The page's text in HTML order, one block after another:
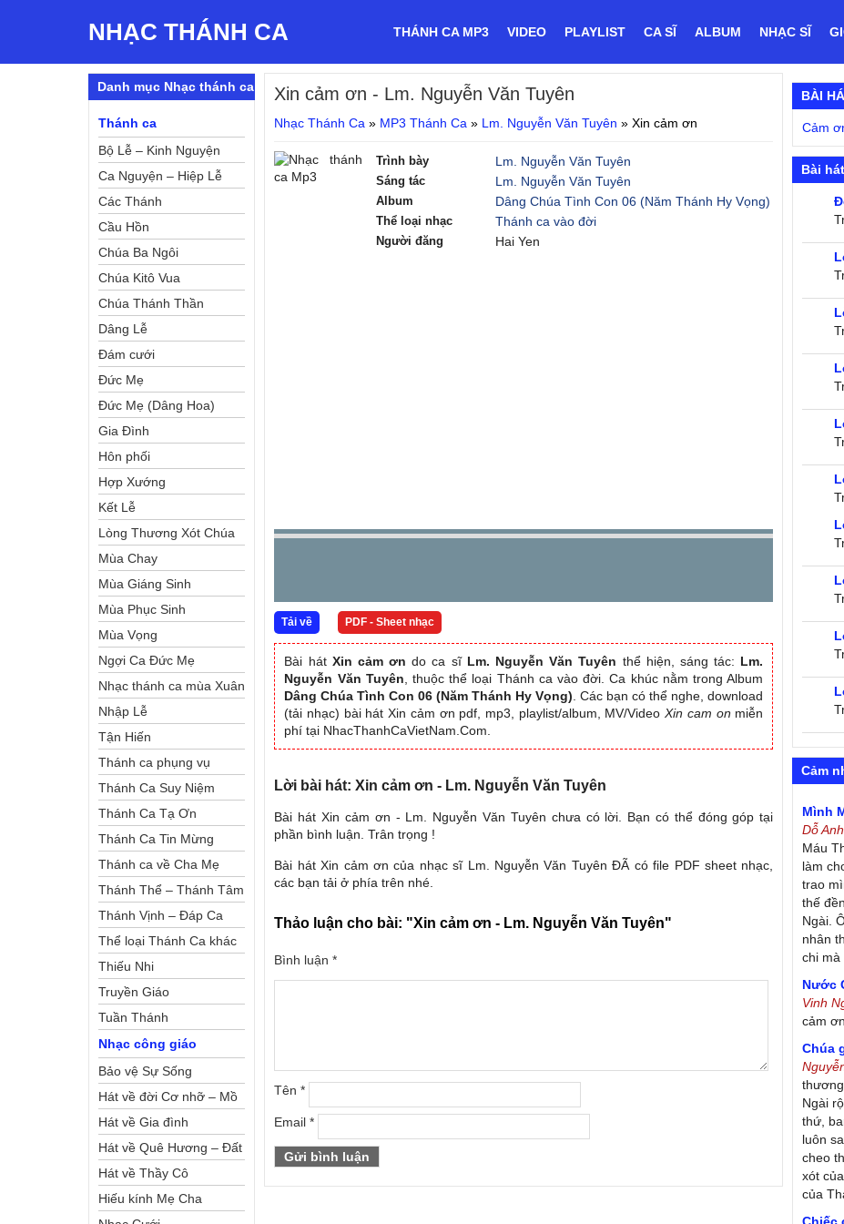
NHẠC THÁNH CA THÁNH CA MP3 VIDEO PLAYLIST CA SĨ ALBUM NHẠC SĨ
Xin cảm ơn - Lm. Nguyễn Văn Tuyên
Nhạc Thánh Ca » MP3 Thánh Ca » Lm. Nguyễn Văn Tuyên »Xin cảm ơn
Trình bày Lm. Nguyễn Văn Tuyên
Sáng tác Lm. Nguyễn Văn Tuyên
Album Dâng Chúa Tình Con 06 (Năm Thánh Hy Vọng)
Thể loại nhạc Thánh ca vào đời
Người đăng Hai Yen
Tải về PDF - Sheet nhạc
Bài hát Xin cảm ơn do ca sĩ Lm. Nguyễn Văn Tuyên thể hiện, sáng tác: Lm.
Nguyễn Văn Tuyên , thuộc thể loại Thánh ca vào đời. Ca khúc nằm trong Album
Dâng Chúa Tình Con 06 (Năm Thánh Hy Vọng) . Các bạn có thể nghe, download
(tải nhạc) bài hát Xin cảm ơn pdf, mp3, playlist/album, MV/VideoXin cam on miễn
phí tại NhacThanhCaVietNam.Com.
Lời bài hát: Xin cảm ơn - Lm. Nguyễn Văn Tuyên
Bài hát Xin cảm ơn - Lm. Nguyễn Văn Tuyên chưa có lời. Bạn có thể đóng góp tại
phần bình luận. Trân trọng !
Bài hát Xin cảm ơn của nhạc sĩ Lm. Nguyễn Văn Tuyên ĐÃ có file PDF sheet nhạc,
các bạn tải ở phía trên nhé.
Thảo luận cho bài: "Xin cảm ơn - Lm. Nguyễn Văn Tuyên"
Bình luận*
Tên*
Email*
Danh mục Nhạc thánh ca
Thánh ca
Bộ Lễ – Kinh Nguyện
Ca Nguyện – Hiệp Lễ
Các Thánh
Cầu Hồn
Chúa Ba Ngôi
Chúa Kitô Vua
Chúa Thánh Thần
Dâng Lễ
Đám cưới
Đức Mẹ
Đức Mẹ (Dâng Hoa)
Gia Đình
Hôn phối
Hợp Xướng
Kết Lễ
Lòng Thương Xót Chúa
Mùa Chay
Mùa Giáng Sinh
Mùa Phục Sinh
Mùa Vọng
Ngợi Ca Đức Mẹ
Nhạc thánh ca mùa Xuân
Nhập Lễ
Tận Hiến
Thánh ca phụng vụ
Thánh Ca Suy Niệm
Thánh Ca Tạ Ơn
Thánh Ca Tin Mừng
Thánh ca về Cha Mẹ
Thánh Thể – Thánh Tâm
Thánh Vịnh – Đáp Ca
Thể loại Thánh Ca khác
Thiếu Nhi
Truyền Giáo
Tuần Thánh
Nhạc công giáo
Bảo vệ Sự Sống
Hát về đời Cơ nhỡ – Mồ
côi
Hát về Gia đình
Hát về Quê Hương – Đất
Nước
Hát về Thầy Cô
Hiếu kính Mẹ Cha
BÀI
Cảm
Bài
Cảm
Mình
Dỗ
Máu
làm
trao
thế
Ngài.
nhân
chi
Nước
Vinh
cảm ơn
Chúa
Ngài
thứ,
luôn
cheo
xót
của